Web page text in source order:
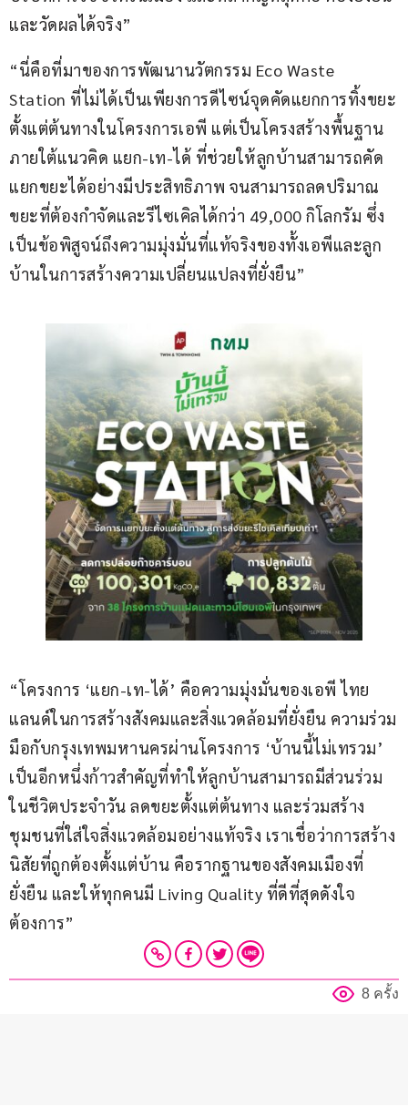
และวัดผลได้จริง”
“นี่คือที่มาของการพัฒนานวัตกรรม Eco Waste
Station ที่ไม่ได้เป็นเพียงการดีไซน์จุดคัดแยกการทิ้งขยะ
ตั้งแต่ต้นทางในโครงการเอพี แต่เป็นโครงสร้างพื้นฐาน
ภายใต้แนวคิด แยก-เท-ได้ ที่ช่วยให้ลูกบ้านสามารถคัด
แยกขยะได้อย่างมีประสิทธิภาพ จนสามารถลดปริมาณ
ขยะที่ต้องกำจัดและรีไซเคิลได้กว่า 49,000 กิโลกรัม ซึ่ง
เป็นข้อพิสูจน์ถึงความมุ่งมั่นที่แท้จริงของทั้งเอพีและลูก
บ้านในการสร้างความเปลี่ยนแปลงที่ยั่งยืน”
“โครงการ ‘แยก-เท-ได้’ คือความมุ่งมั่นของเอพี ไทย
แลนด์ในการสร้างสังคมและสิ่งแวดล้อมที่ยั่งยืน ความร่วม
มือกับกรุงเทพมหานครผ่านโครงการ ‘บ้านนี้ไม่เทรวม’
เป็นอีกหนึ่งก้าวสำคัญที่ทำให้ลูกบ้านสามารถมีส่วนร่วม
ในชีวิตประจำวัน ลดขยะตั้งแต่ต้นทาง และร่วมสร้าง
ชุมชนที่ใส่ใจสิ่งแวดล้อมอย่างแท้จริง เราเชื่อว่าการสร้าง
นิสัยที่ถูกต้องตั้งแต่บ้าน คือรากฐานของสังคมเมืองที่
ยั่งยืน และให้ทุกคนมี Living Quality ที่ดีที่สุดดังใจ
ต้องการ”
8 ครั้ง